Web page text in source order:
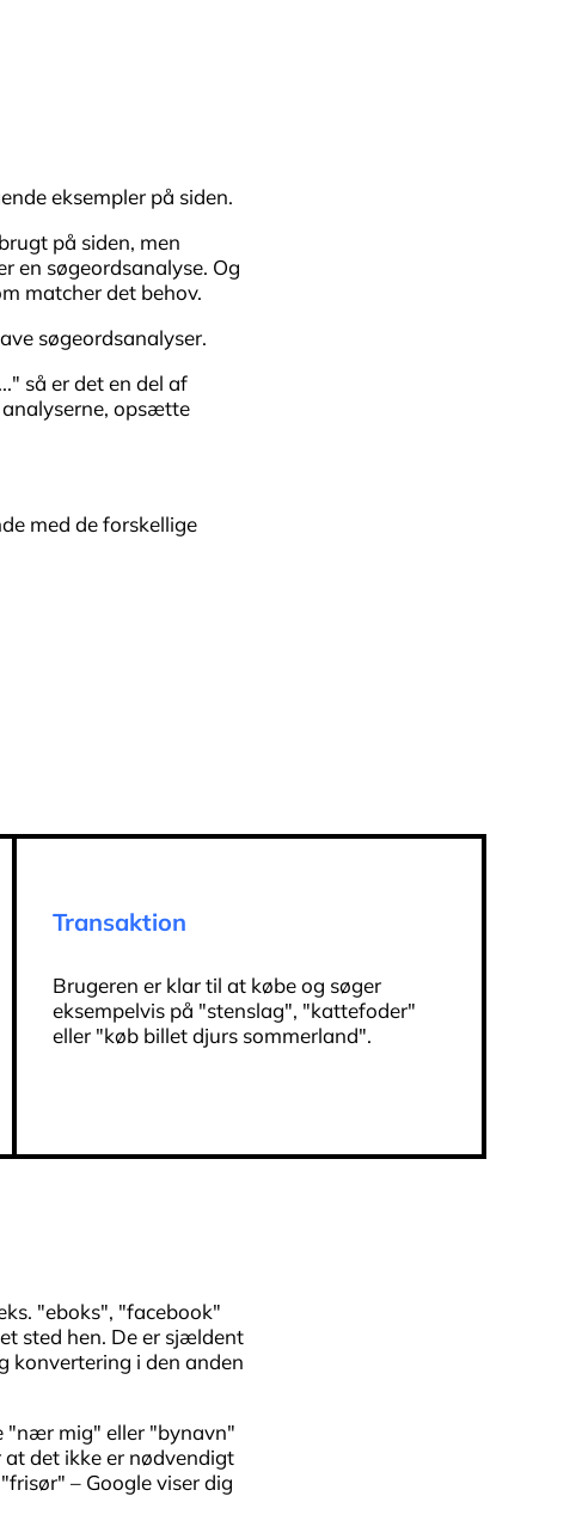
eksempler på siden.
på siden, men
en søgeordsanalyse. Og
matcher det behov.
søgeordsanalyser.
så er det en del af
opsætte
med de forskellige
Transaktion
Brugeren er klar til at købe og søger
eksempelvis på "stenslag", "kattefoder"
eller "køb billet djurs sommerland".
"eboks", "facebook"
sted hen. De er sjældent
konvertering i den anden
"nær mig" eller "bynavn"
det ikke er nødvendigt
– Google viser dig